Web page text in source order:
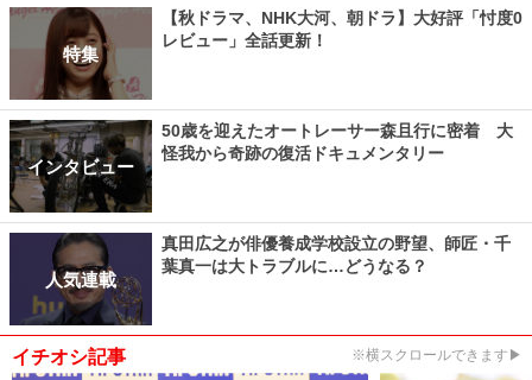
特集
【秋ドラマ、NHK大河、朝ドラ】大好評「忖度0
レビュー」全話更新！
インタビュー
50歳を迎えたオートレーサー森且行に密着 大
怪我から奇跡の復活ドキュメンタリー
人気連載
真田広之が俳優養成学校設立の野望、師匠・千
葉真一は大トラブルに…どうなる？
イチオシ記事 ※横スクロールできます▶